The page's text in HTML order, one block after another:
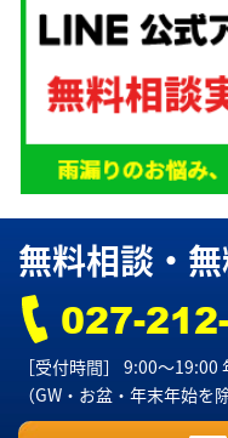
無料相談・
027-
［受付時間］ 9:00～19:00
（GW・お盆・年末年始を